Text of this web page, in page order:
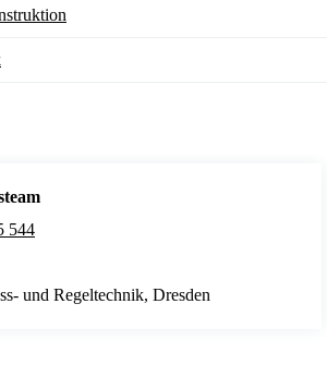
544
und Regeltechnik, Dresden